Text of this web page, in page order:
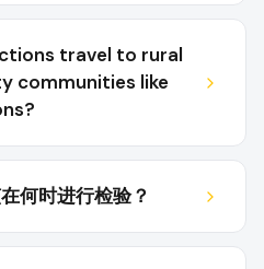
travel to rural
communities like
何时进行检验？